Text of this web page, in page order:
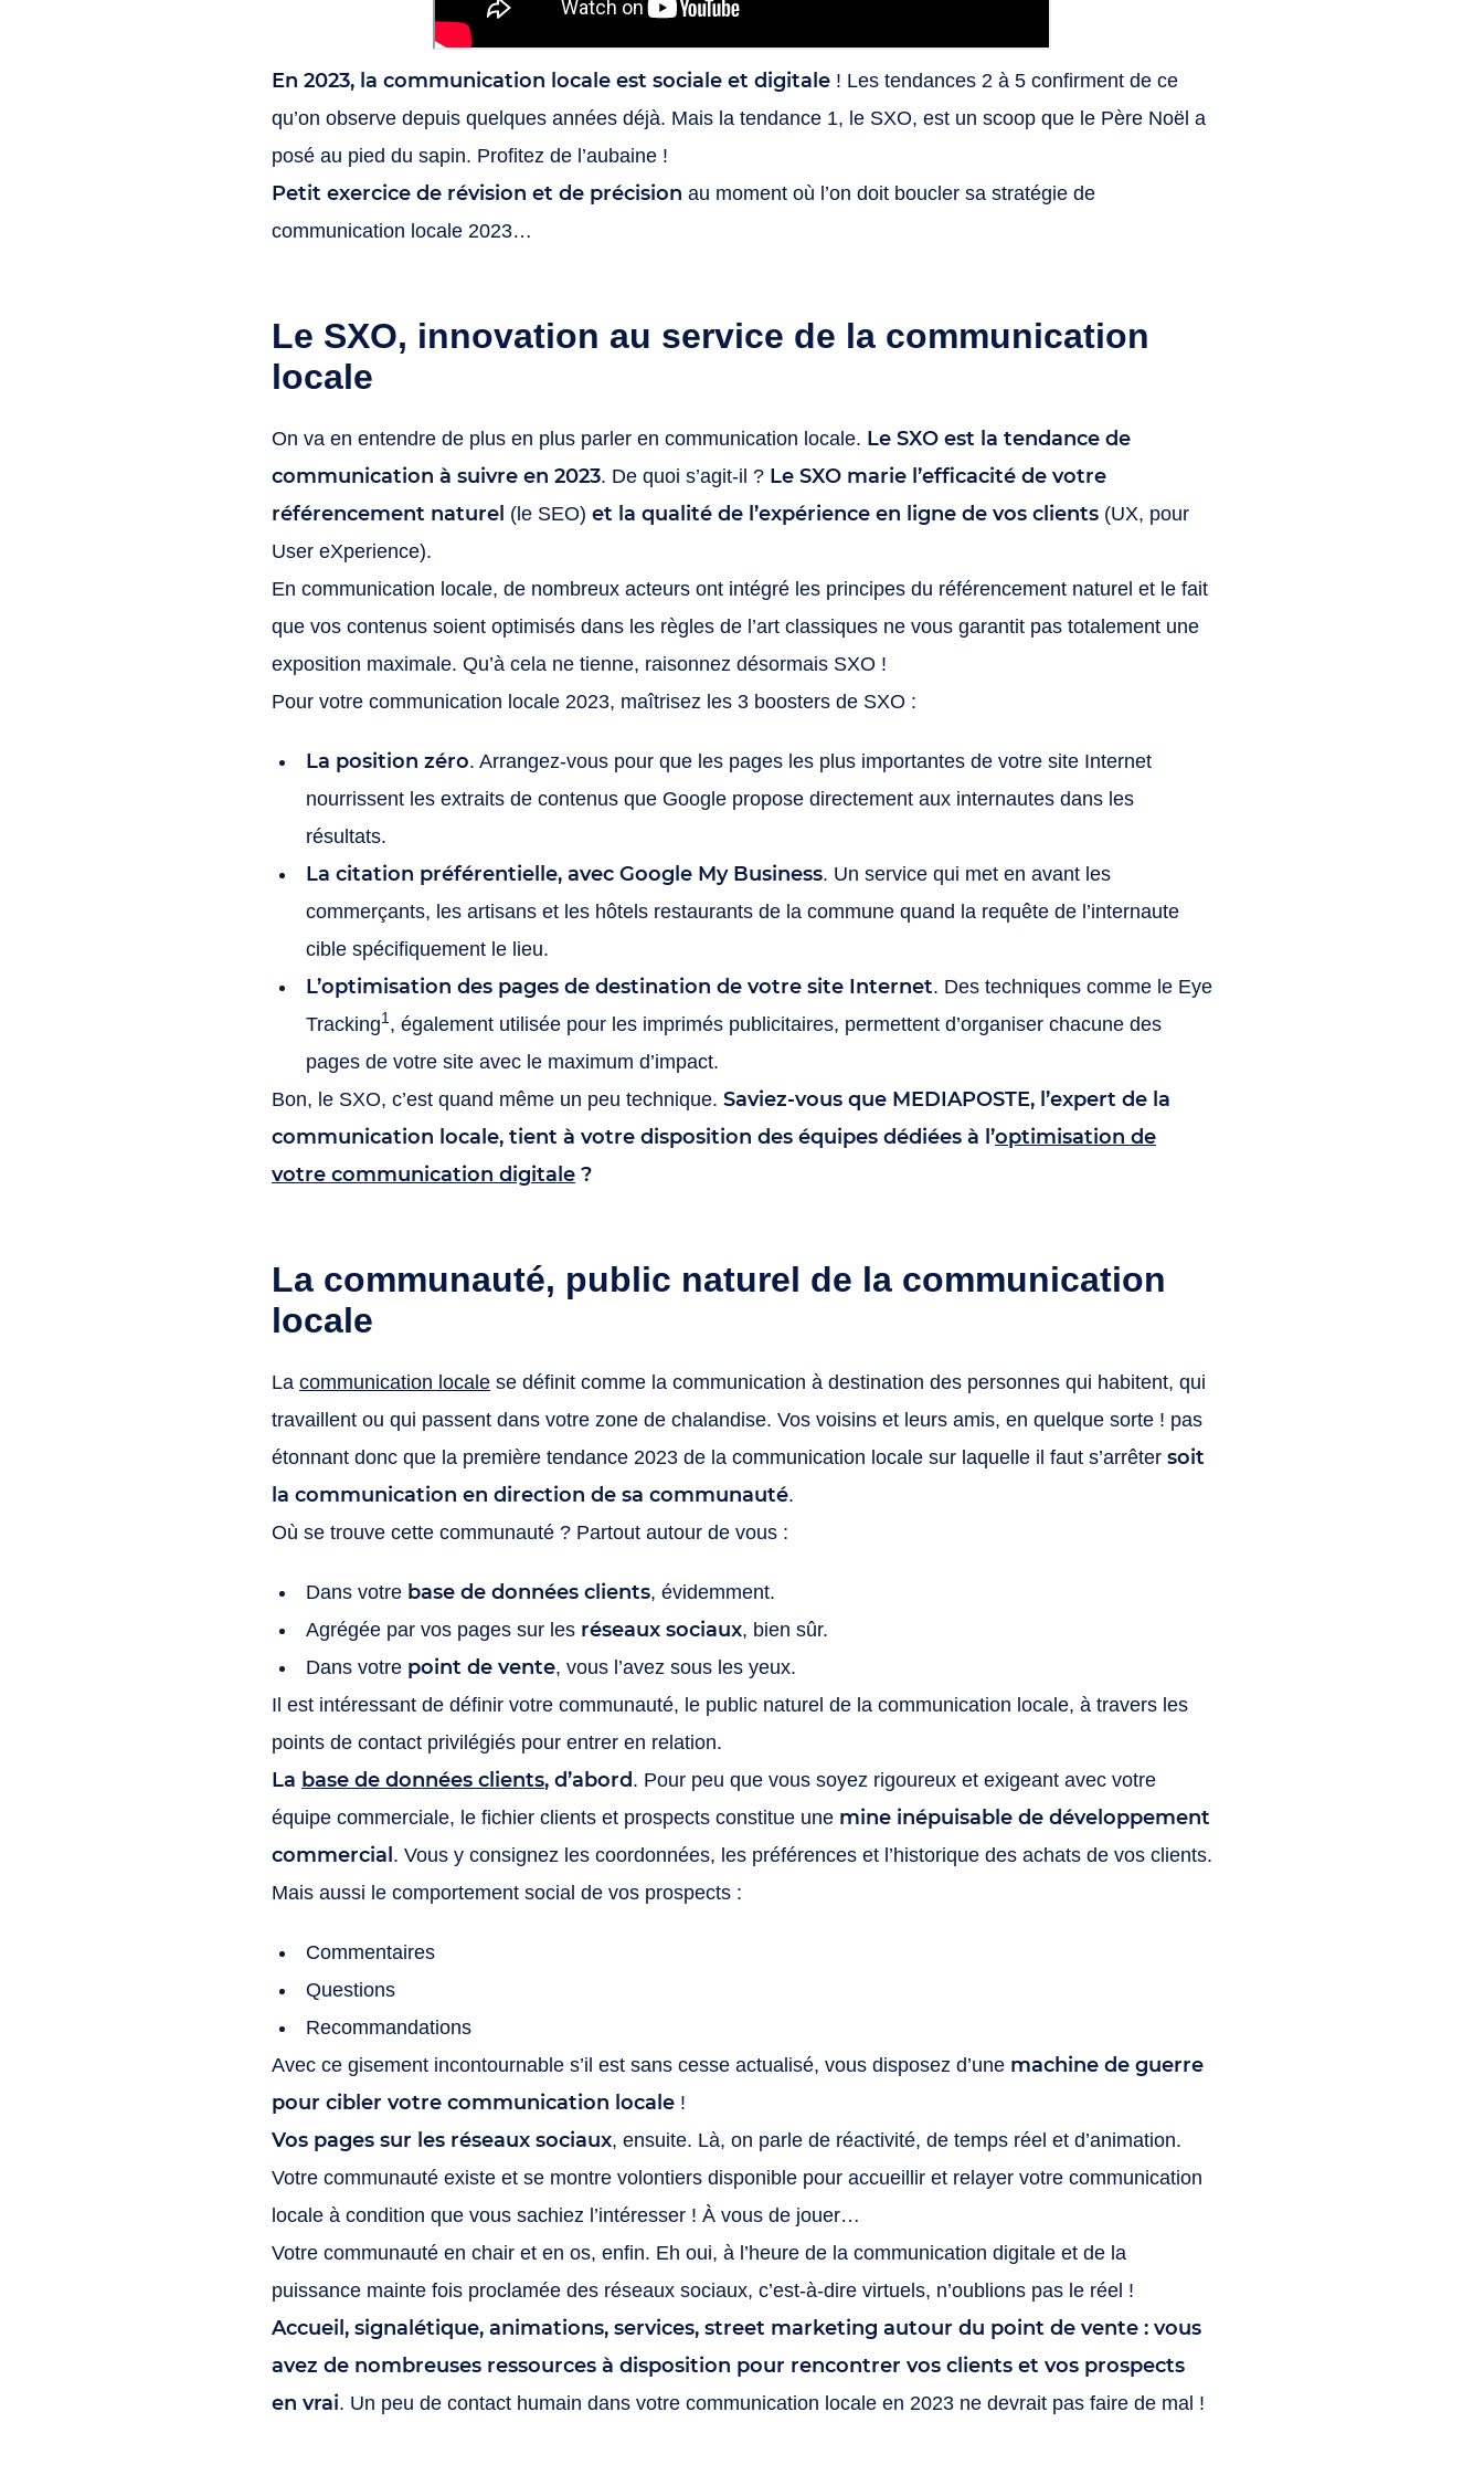
En 2023, la communication locale est sociale et digitale ! Les tendances 2 à 5 confirment de ce
qu’on observe depuis quelques années déjà. Mais la tendance 1, le SXO, est un scoop que le Père Noël a
posé au pied du sapin. Profitez de l’aubaine !
Petit exercice de révision et de précision au moment où l’on doit boucler sa stratégie de
communication locale 2023…
Le SXO, innovation au service de la communication
locale
On va en entendre de plus en plus parler en communication locale. Le SXO est la tendance de
communication à suivre en 2023. De quoi s’agit-il ? Le SXO marie l’efficacité de votre
référencement naturel (le SEO) et la qualité de l’expérience en ligne de vos clients (UX, pour
User eXperience).
En communication locale, de nombreux acteurs ont intégré les principes du référencement naturel et le fait
que vos contenus soient optimisés dans les règles de l’art classiques ne vous garantit pas totalement une
exposition maximale. Qu’à cela ne tienne, raisonnez désormais SXO !
Pour votre communication locale 2023, maîtrisez les 3 boosters de SXO :
La position zéro. Arrangez-vous pour que les pages les plus importantes de votre site Internet
nourrissent les extraits de contenus que Google propose directement aux internautes dans les
résultats.
La citation préférentielle, avec Google My Business. Un service qui met en avant les
commerçants, les artisans et les hôtels restaurants de la commune quand la requête de l’internaute
cible spécifiquement le lieu.
L’optimisation des pages de destination de votre site Internet. Des techniques comme le Eye
Tracking1, également utilisée pour les imprimés publicitaires, permettent d’organiser chacune des
pages de votre site avec le maximum d’impact.
Bon, le SXO, c’est quand même un peu technique. Saviez-vous que MEDIAPOSTE, l’expert de la
communication locale, tient à votre disposition des équipes dédiées à l’optimisation de
votre communication digitale ?
La communauté, public naturel de la communication
locale
La communication locale se définit comme la communication à destination des personnes qui habitent, qui
travaillent ou qui passent dans votre zone de chalandise. Vos voisins et leurs amis, en quelque sorte ! pas
étonnant donc que la première tendance 2023 de la communication locale sur laquelle il faut s’arrêter soit
la communication en direction de sa communauté.
Où se trouve cette communauté ? Partout autour de vous :
Dans votre base de données clients, évidemment.
Agrégée par vos pages sur les réseaux sociaux, bien sûr.
Dans votre point de vente, vous l’avez sous les yeux.
Il est intéressant de définir votre communauté, le public naturel de la communication locale, à travers les
points de contact privilégiés pour entrer en relation.
La base de données clients, d’abord . Pour peu que vous soyez rigoureux et exigeant avec votre
équipe commerciale, le fichier clients et prospects constitue une mine inépuisable de développement
commercial . Vous y consignez les coordonnées, les préférences et l’historique des achats de vos clients.
Mais aussi le comportement social de vos prospects :
Commentaires
Questions
Recommandations
Avec ce gisement incontournable s’il est sans cesse actualisé, vous disposez d’une machine de guerre
pour cibler votre communication locale !
Vos pages sur les réseaux sociaux, ensuite. Là, on parle de réactivité, de temps réel et d’animation.
Votre communauté existe et se montre volontiers disponible pour accueillir et relayer votre communication
locale à condition que vous sachiez l’intéresser ! À vous de jouer…
Votre communauté en chair et en os, enfin. Eh oui, à l’heure de la communication digitale et de la
puissance mainte fois proclamée des réseaux sociaux, c’est-à-dire virtuels, n’oublions pas le réel !
Accueil, signalétique, animations, services, street marketing autour du point de vente : vous
avez de nombreuses ressources à disposition pour rencontrer vos clients et vos prospects
en vrai. Un peu de contact humain dans votre communication locale en 2023 ne devrait pas faire de mal !